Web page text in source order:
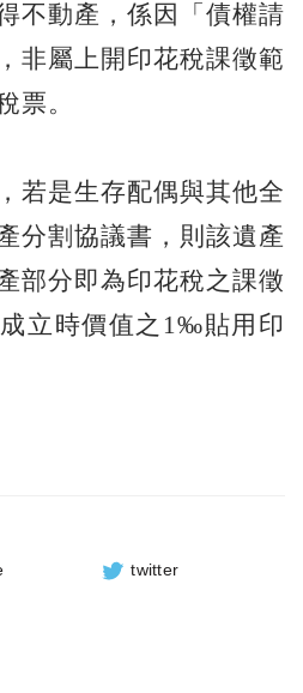
不動產，係因「債權請
非屬上開印花稅課徵範
票。
若是生存配偶與其他全
分割協議書，則該遺產
部分即為印花稅之課徵
立時價值之1‰貼用印
twitter